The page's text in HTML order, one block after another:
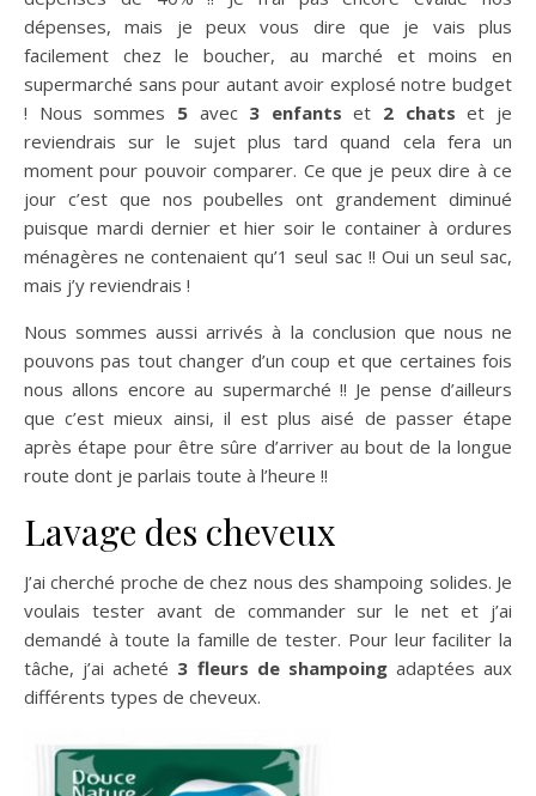
dépenses, mais je peux vous dire que je vais plus
facilement chez le boucher, au marché et moins en
supermarché sans pour autant avoir explosé notre budget
! Nous sommes 5avec 3 enfants et 2 chats et je
reviendrais sur le sujet plus tard quand cela fera un
moment pour pouvoir comparer. Ce que je peux dire à ce
jour c’est que nos poubelles ont grandement diminué
puisque mardi dernier et hier soir le container à ordures
ménagères ne contenaient qu’1 seul sac !! Oui un seul sac,
mais j’y reviendrais !
Nous sommes aussi arrivés à la conclusion que nous ne
pouvons pas tout changer d’un coup et que certaines fois
nous allons encore au supermarché !! Je pense d’ailleurs
que c’est mieux ainsi, il est plus aisé de passer étape
après étape pour être sûre d’arriver au bout de la longue
route dont je parlais toute à l’heure !!
Lavage des cheveux
J’ai cherché proche de chez nous des shampoing solides. Je
voulais tester avant de commander sur le net et j’ai
demandé à toute la famille de tester. Pour leur faciliter la
tâche, j’ai acheté 3 fleurs de shampoingadaptées aux
différents types de cheveux.